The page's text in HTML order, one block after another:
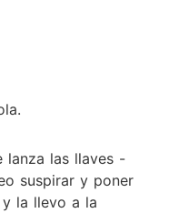
lanza las llaves -
suspirar y poner
la llevo a la